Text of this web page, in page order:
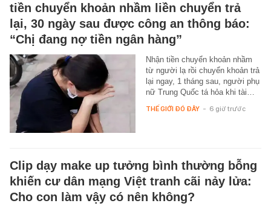
tiền chuyển khoản nhầm liền chuyển trả
lại, 30 ngày sau được công an thông báo:
“Chị đang nợ tiền ngân hàng”
Nhận tiền chuyển khoản nhầm
từ người lạ rồi chuyển khoản trả
lại ngay, 1 tháng sau, người phụ
nữ Trung Quốc tá hỏa khi tài…
THẾ GIỚI ĐÓ ĐÂY - 6 giờ trước
Clip dạy make up tưởng bình thường bỗng
khiến cư dân mạng Việt tranh cãi nảy lửa:
Cho con làm vậy có nên không?